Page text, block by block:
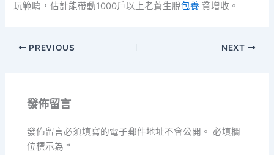
玩範疇，估計能帶動1000戶以上老蒼生脫包養 貧增收。
PREVIOUS NEXT
發佈留言
發佈留言必須填寫的電子郵件地址不會公開。 必填欄
位標示為 *